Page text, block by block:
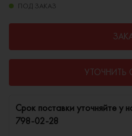
ПОД ЗАКАЗ
Cрок поставки уточняйте у
798-02-28